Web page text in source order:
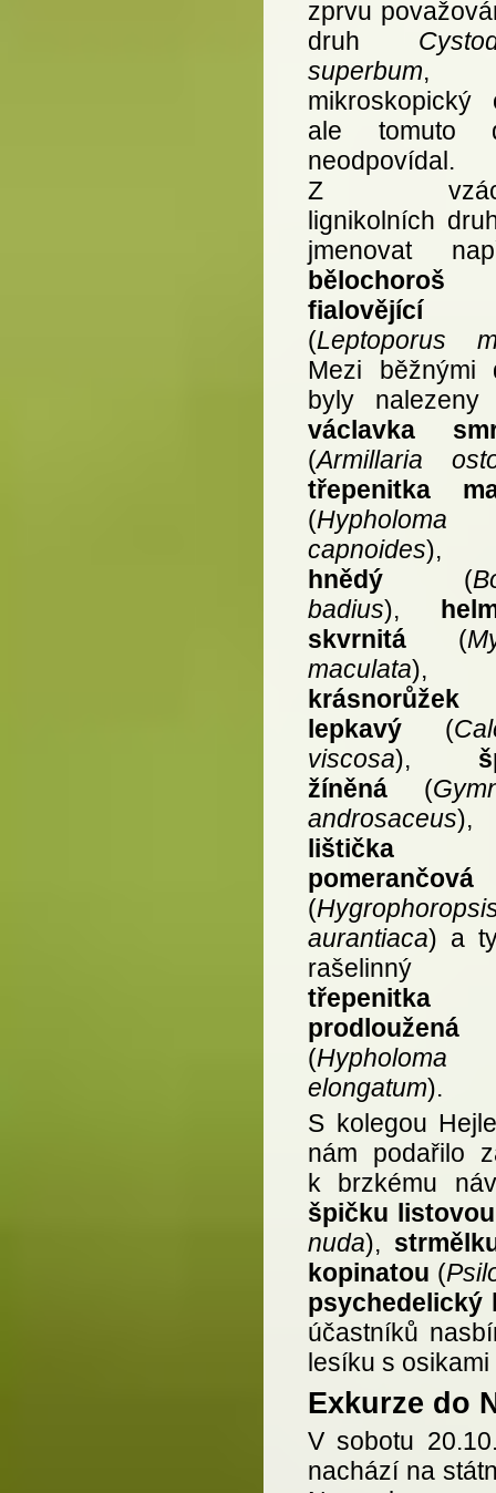
zprvu
druh
superbum,
mikroskopický
ale tomuto
neodpovídal.
Z
lignikolních
jmenovat
bělochoroš
fialovějící
(Leptoporus
Mezi běžnými
byly nalezeny
václavka
(Armillaria
třepenitka
(Hypholoma
capnoides
hnědý (
badius),
skvrnitá (
maculata),
krásnorůžek
lepkavý (
viscosa),
žíněná (
androsaceus),
lištička
pomerančová
(
aurantiaca) a
rašelinný
třepenitka
prodloužená
(Hypholoma
elongatum).
S kolegou
nám podařilo
k brzkému
špičku listovou
nuda),
kopinatou (
psychedelický
účastníků
lesíku s
Exkurze do
V sobotu
nachází na